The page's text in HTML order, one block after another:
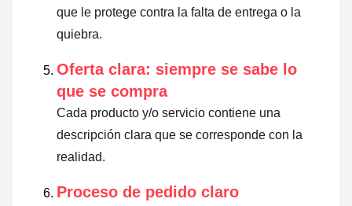
que le protege contra la falta de entrega o la
quiebra.
Oferta clara: siempre se sabe lo
que se compra
Cada producto y/o servicio contiene una
descripción clara que se corresponde con la
realidad.
Proceso de pedido claro